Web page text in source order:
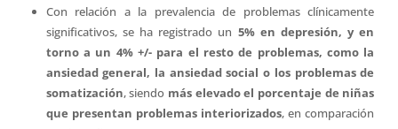
Con relación a la prevalencia de problemas clínicamente
significativos, se ha registrado un 5% en depresión, y en
torno a un 4% +/- para el resto de problemas, como la
ansiedad general, la ansiedad social o los problemas de
somatización, siendo más elevado el porcentaje de niñas
que presentan problemas interiorizados, en comparación